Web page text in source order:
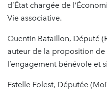
d’État chargée de
Vie associative.
Quentin Bataillon, Député
auteur de la proposition
l’engagement bénévole et
Estelle Folest, Députée